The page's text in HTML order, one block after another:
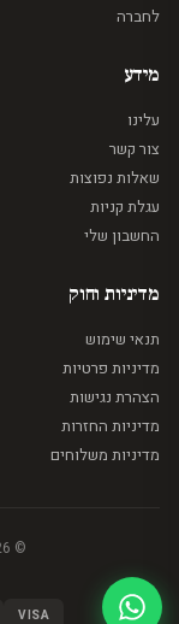
לחברה
מידע
עלינו
צור קשר
שאלות נפוצות
עגלת קניות
החשבון שלי
מדיניות וחוק
תנאי שימוש
מדיניות פרטיות
הצהרת נגישות
מדיניות החזרות
מדיניות משלוחים
© 2026 מייק ארט. כל הזכויות שמורות.
VISA